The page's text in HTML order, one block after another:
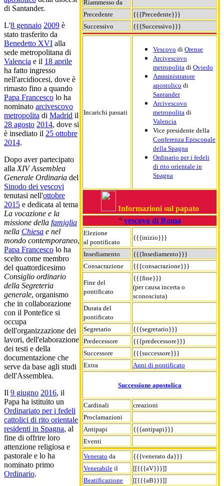
Riammesso da
Precedente
{{{Precedente}}}
Successivo
{{{Successivo}}}
Incarichi passati
Vescovo di Orense
Arcivescovo
metropolita di Oviedo
Amministratore
apostolico di
Santander
Arcivescovo
metropolita di
Valencia
Vice presidente della
Conferenza Episcopale
della Spagna
Ordinario per i fedeli
di rito orientale in
Spagna
Informazioni sul papato
° vescovo di Roma
Elezione
al pontificato
{{{inizio}}}
Insediamento
{{{Insediamento}}}
Consacrazione
{{{consacrazione}}}
Fine del
pontificato
{{{fine}}}
(per causa incerta o
sconosciuta)
Durata del
pontificato
Segretario
{{{segretario}}}
Predecessore
{{{predecessore}}}
Successore
{{{successore}}}
Extra
Anni di pontificato
Successione apostolica
Cardinali
creazioni
Proclamazioni
Antipapi
{{{antipapi}}}
Eventi
Venerato da
{{{venerato da}}}
Venerabile il
[[{{{aV}}}]]
Beatificazione
[[{{{aB}}}]]
di Santander.
L'8 gennaio 2009 è
stato trasferito da
Benedetto XVI alla
sede metropolitana di
Valencia e il 18 aprile
ha fatto ingresso
nell'arcidiocesi, dove è
rimasto fino a quando
Papa Francesco lo ha
nominato arcivescovo
metropolita di Madrid il
28 agosto 2014, dove si
è insediato il 25 ottobre
2014.
Dopo aver partecipato
alla XIV Assemblea
Generale Ordinaria del
Sinodo dei vescovi
tenutasi nell'ottobre
2015 e dedicata al tema
La vocazione e la
missione della famiglia
nella Chiesa e nel
mondo contemporaneo,
Papa Francesco lo ha
scelto come membro
del quattordicesimo
Consiglio ordinario
della Segreteria
generale, organismo
che in collaborazione
con il Pontefice si
occupa
dell'organizzazione dei
lavori, dell'elaborazione
dei testi e della
documentazione che
serve da base agli studi
dell'Assemblea.
Il 9 giugno 2016, il
Papa ha istituito un
Ordinariato per i fedeli
cattolici di rito orientale
residenti in Spagna, al
fine di offrire loro
attenzione religiosa e
pastorale e lo ha
nominato primo
Ordinario.